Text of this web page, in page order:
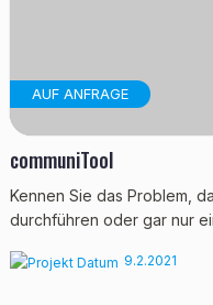
AUF ANFRAGE
communiTool
Kennen Sie das Problem,
durchführen oder gar nur
9.2.2021